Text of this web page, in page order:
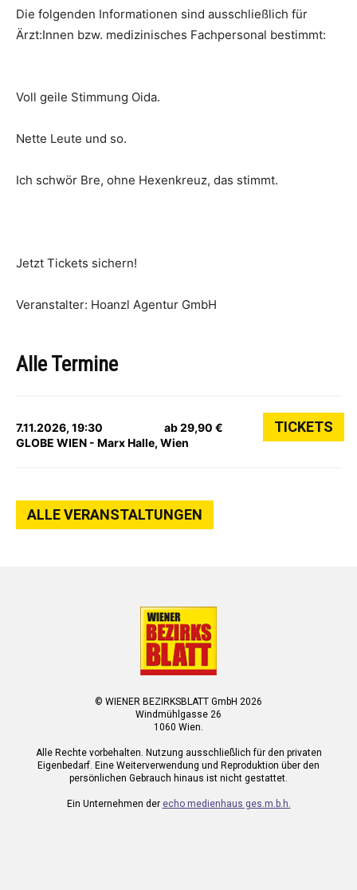
Die folgenden Informationen sind ausschließlich für
Ärzt:Innen bzw. medizinisches Fachpersonal bestimmt:
Voll geile Stimmung Oida.
Nette Leute und so.
Ich schwör Bre, ohne Hexenkreuz, das stimmt.
Jetzt Tickets sichern!
Veranstalter: Hoanzl Agentur GmbH
Alle Termine
7.11.2026, 19:30
GLOBE WIEN - Marx Halle, Wien
ab 29,90 € TICKETS
ALLE VERANSTALTUNGEN
© WIENER BEZIRKSBLATT GmbH 2026
Windmühlgasse 26
1060 Wien.
Alle Rechte vorbehalten. Nutzung ausschließlich für den privaten
Eigenbedarf. Eine Weiterverwendung und Reproduktion über den
persönlichen Gebrauch hinaus ist nicht gestattet.
Ein Unternehmen der echo medienhaus ges.m.b.h.